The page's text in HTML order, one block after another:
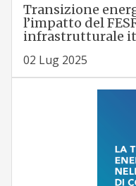
Transizione
l’impatto del
infrastrutturale
02 Lug 2025